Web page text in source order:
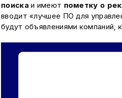
поискаи имеют пометку о
вводит «лучшее ПО для
будут объявлениями компаний,